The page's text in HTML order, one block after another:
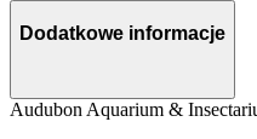
Dodatkowe informacje
Audubon Aquarium &